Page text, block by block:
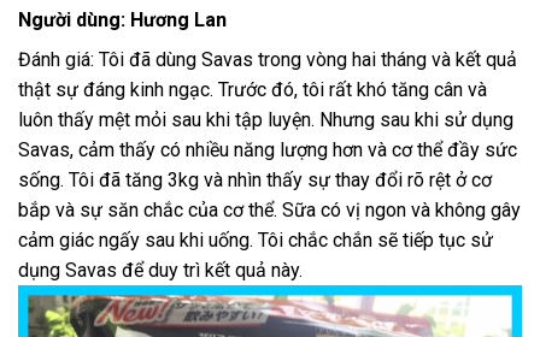
Người dùng: Hương Lan
Đánh giá: Tôi đã dùng Savas trong vòng hai tháng và kết quả
thật sự đáng kinh ngạc. Trước đó, tôi rất khó tăng cân và
luôn thấy mệt mỏi sau khi tập luyện. Nhưng sau khi sử dụng
Savas, cảm thấy có nhiều năng lượng hơn và cơ thể đầy sức
sống. Tôi đã tăng 3kg và nhìn thấy sự thay đổi rõ rệt ở cơ
bắp và sự săn chắc của cơ thể. Sữa có vị ngon và không gây
cảm giác ngấy sau khi uống. Tôi chắc chắn sẽ tiếp tục sử
dụng Savas để duy trì kết quả này.